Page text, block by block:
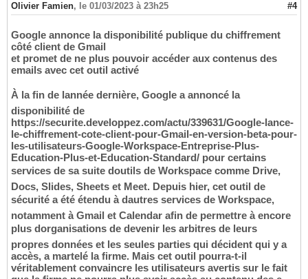
Olivier Famien, le 01/03/2023 à 23h25 #4
Google annonce la disponibilité publique du chiffrement
côté client de Gmail
et promet de ne plus pouvoir accéder aux contenus des
emails avec cet outil activé
À la fin de lannée dernière, Google a annoncé la
disponibilité de
https://securite.developpez.com/actu/339631/Google-lance-
le-chiffrement-cote-client-pour-Gmail-en-version-beta-pour-
les-utilisateurs-Google-Workspace-Entreprise-Plus-
Education-Plus-et-Education-Standard/ pour certains
services de sa suite doutils de Workspace comme Drive,
Docs, Slides, Sheets et Meet. Depuis hier, cet outil de
sécurité a été étendu à dautres services de Workspace,
notamment à Gmail et Calendar afin de permettre à encore
plus dorganisations de devenir les arbitres de leurs
propres données et les seules parties qui décident qui y a
accès, a martelé la firme. Mais cet outil pourra-t-il
véritablement convaincre les utilisateurs avertis sur le fait